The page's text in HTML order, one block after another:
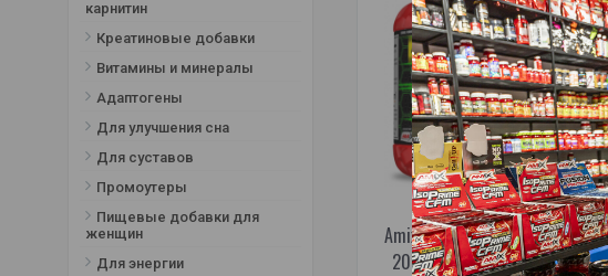
(Малина, вишня, лайм)
Огурец - лайм
Персик
Персик – маракуйя
Персиковый - холодный чай
Пина колада
Различные ягоды
Розовый холодный чай
карнитин
Креатиновые добавки
Витамины и минералы
Адаптогены
Для улучшения сна
Для суставов
Промоутеры
Пищевые добавки для
женщин
Для энергии
Amix MuscleCore DW - BCAA
2000 с PepForm 240 таб.
(3)